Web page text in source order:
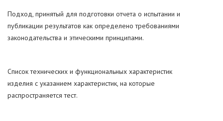
Подход, принятый для подготовки отчета о испытании и
публикации результатов как определено требованиями
законодательства и этическими принципами.
Список технических и функциональных характеристик
изделия с указанием характеристик, на которые
распространяется тест.